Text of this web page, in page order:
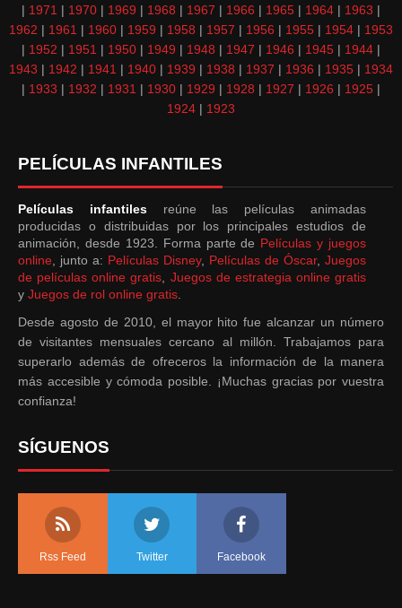
| 1971 | 1970 | 1969 | 1968 | 1967 | 1966 | 1965 | 1964 | 1963 |
1962 | 1961 | 1960 | 1959 | 1958 | 1957 | 1956 | 1955 | 1954 | 1953
| 1952 | 1951 | 1950 | 1949 | 1948 | 1947 | 1946 | 1945 | 1944 |
1943 | 1942 | 1941 | 1940 | 1939 | 1938 | 1937 | 1936 | 1935 | 1934
| 1933 | 1932 | 1931 | 1930 | 1929 | 1928 | 1927 | 1926 | 1925 |
1924 | 1923
PELÍCULAS INFANTILES
Películas infantilesreúne las películas animadas
producidas o distribuidas por los principales estudios de
animación, desde 1923. Forma parte de Películas y juegos
online , junto a: Películas Disney, Películas de Óscar, Juegos
de películas online gratis
Juegos de estrategia online gratis
y Juegos de rol online gratis
Desde agosto de 2010, el mayor hito fue alcanzar un número
de visitantes mensuales cercano al millón. Trabajamos para
superarlo además de ofreceros la información de la manera
más accesible y cómoda posible. ¡Muchas gracias por vuestra
confianza!
SÍGUENOS
Rss Feed Twitter Facebook